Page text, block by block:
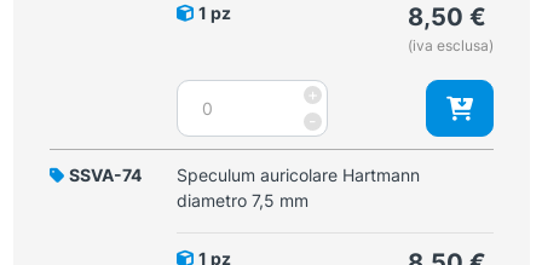
1 pz 8,50 €
(iva esclusa)
-
Speculum
auricolare
Hartmann
diametro
6,5
+
SSVA-74
Speculum auricolare Hartmann
diametro 7,5 mm
1 pz